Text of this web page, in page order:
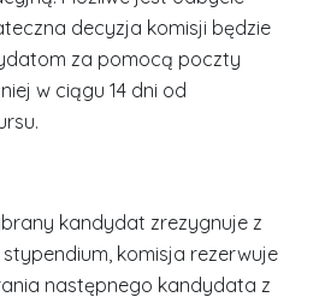
decyzja komisji będzie
za pomocą poczty
w ciągu 14 dni od
kandydat zrezygnuje z
komisja rezerwuje
następnego kandydata z